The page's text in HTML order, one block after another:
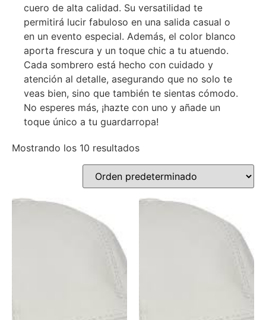
cuero de alta calidad. Su versatilidad te
permitirá lucir fabuloso en una salida casual o
en un evento especial. Además, el color blanco
aporta frescura y un toque chic a tu atuendo.
Cada sombrero está hecho con cuidado y
atención al detalle, asegurando que no solo te
veas bien, sino que también te sientas cómodo.
No esperes más, ¡hazte con uno y añade un
toque único a tu guardarropa!
Mostrando los 10 resultados